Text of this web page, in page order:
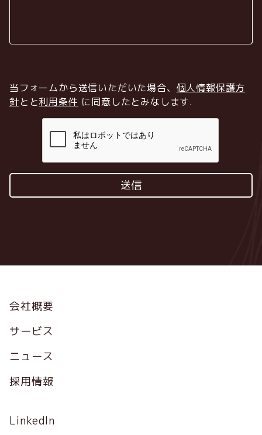
当フォームから送信いただいた場合、 個人情報保護方
針とと利用条件 に同意したとみなします.
Footer
会社概要
サービス
ニュース
採用情報
Social
Profile
LinkedIn